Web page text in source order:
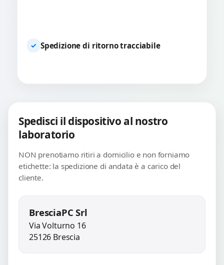
✓ Spedizione di ritorno tracciabile
Spedisci il dispositivo al nostro
laboratorio
NON prenotiamo ritiri a domicilio e non forniamo
etichette: la spedizione di andata è a carico del
cliente.
BresciaPC Srl
Via Volturno 16
25126 Brescia